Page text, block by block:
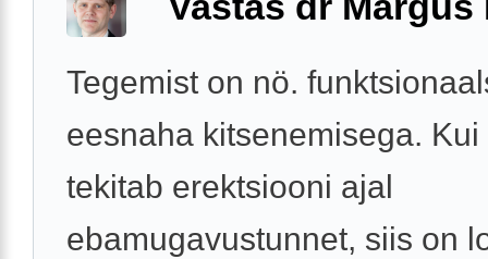
Tegemist on nö.
eesnaha kitsenemisega.
tekitab erektsiooni ajal
ebamugavustunnet, siis on